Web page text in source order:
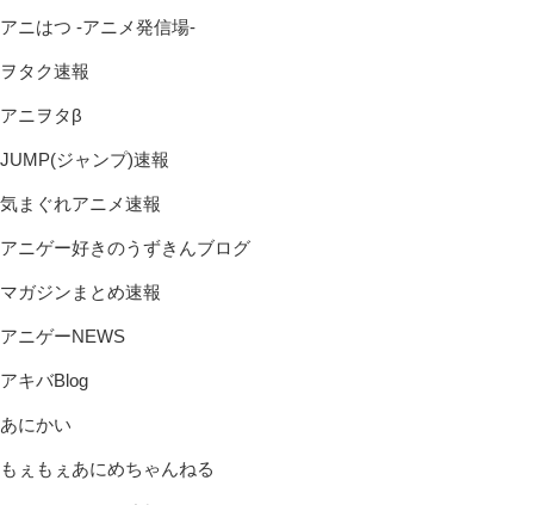
アニはつ -アニメ発信場-
ヲタク速報
アニヲタβ
JUMP(ジャンプ)速報
気まぐれアニメ速報
アニゲー好きのうずきんブログ
マガジンまとめ速報
アニゲーNEWS
アキバBlog
あにかい
もぇもぇあにめちゃんねる